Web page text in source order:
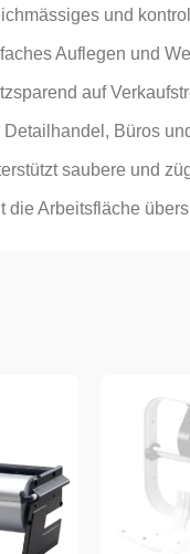
und
Auflegen und
auf
Detailhandel, Büros
saubere und
die Arbeitsfläche